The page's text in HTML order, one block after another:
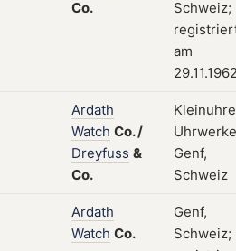
Co.
Schweiz;
am
Ardath
Watch Co./
Dreyfuss &
Co.
Genf,
Schweiz
Ardath
Watch Co.
Genf,
Schweiz;